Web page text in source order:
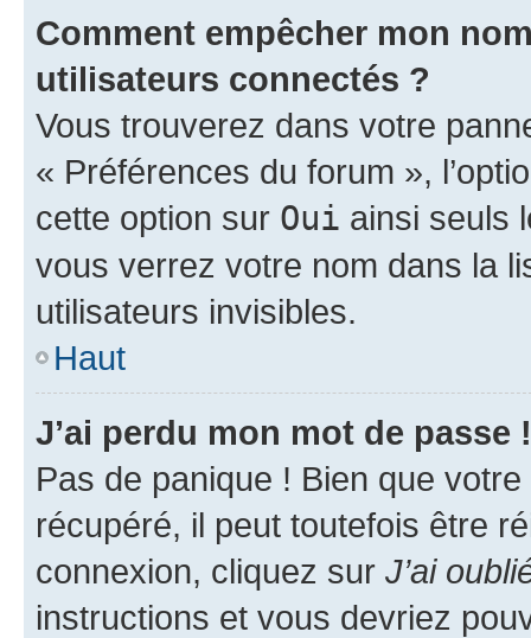
Comment empêcher mon
utilisateurs connectés ?
Vous trouverez dans votre
« Préférences du forum »,
cette option sur Oui ainsi seuls
vous verrez votre nom dans la
utilisateurs invisibles.
Haut
J’ai perdu mon mot de passe !
Pas de panique ! Bien que
récupéré, il peut toutefois être
connexion, cliquez sur J’ai
instructions et vous devriez